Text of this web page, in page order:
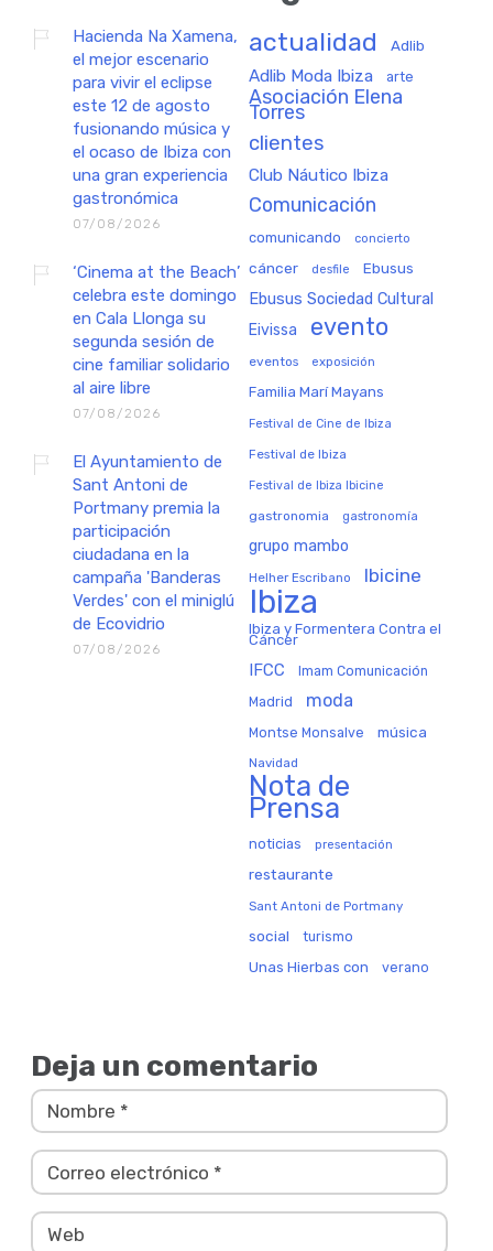
Hacienda Na Xamena,
el mejor escenario
para vivir el eclipse
este 12 de agosto
fusionando música y
el ocaso de Ibiza con
una gran experiencia
gastronómica
07/08/2026
‘Cinema at the Beach’
celebra este domingo
en Cala Llonga su
segunda sesión de
cine familiar solidario
al aire libre
07/08/2026
El Ayuntamiento de
Sant Antoni de
Portmany premia la
participación
ciudadana en la
campaña 'Banderas
Verdes' con el miniglú
de Ecovidrio
07/08/2026
actualidad Adlib
Adlib Moda Ibiza arte
Asociación Elena
Torres
clientes
Club Náutico Ibiza
Comunicación
comunicando concierto
cáncer desfile Ebusus
Ebusus Sociedad Cultural
Eivissa evento
eventos exposición
Familia Marí Mayans
Festival de Cine de Ibiza
Festival de Ibiza
Festival de Ibiza Ibicine
gastronomia gastronomía
grupo mambo
Helher Escribano Ibicine
Ibiza
Ibiza y Formentera Contra el
Cáncer
IFCC Imam Comunicación
Madrid moda
Montse Monsalve música
Navidad
Nota de
Prensa
noticias presentación
restaurante
Sant Antoni de Portmany
social turismo
Unas Hierbas con verano
Deja un comentario